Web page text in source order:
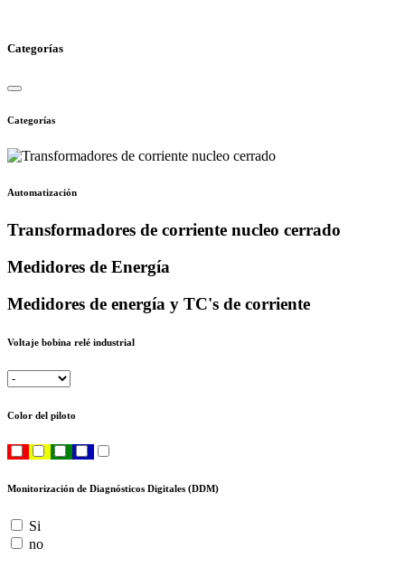
Categorías
Categorías
Automatización
Transformadores de corriente nucleo cerrado
Medidores de Energía
Medidores de energía y TC's de corriente
Voltaje bobina relé industrial
Color del piloto
Monitorización de Diagnósticos Digitales (DDM)
Si
no